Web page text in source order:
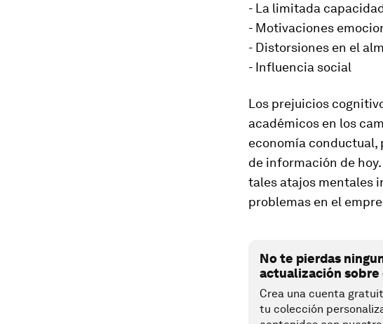
- La limitada
- Motivaciones
- Distorsiones en el
- Influencia social
Los prejuicios
académicos en los
economía conductual,
de información de
tales atajos mentales
problemas en el
No te pierdas
actualización sobre
Crea una cuenta
tu colección